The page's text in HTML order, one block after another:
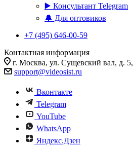
▶️ Консультант Telegram
🔔 Для оптовиков
+7 (495) 646-00-59
Контактная информация
г. Москва, ул. Сущевский вал, д. 5,
support@videosist.ru
Вконтакте
Telegram
YouTube
WhatsApp
Яндекс.Дзен